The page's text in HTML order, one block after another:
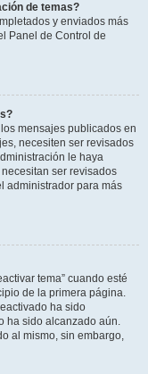
de temas?
y enviados más
Panel de Control de
mensajes publicados en
necesiten ser revisados
le haya
ser revisados
administrador para más
tema” cuando esté
de la primera página.
ha sido
ha sido alcanzado aún.
al mismo, sin embargo,